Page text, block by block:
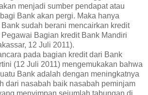
menjadi sumber pendapat atau
Bank akan pergi. Maka hanya
sudah berani mencairkan kredit
Bagian kredit Bank Mandiri
12 Juli 2011).
pada bagian kredit dari Bank
(12 Juli 2011) mengemukakan bahwa
Bank adalah dengan meningkatnya
dari nasabah baik nasabah peminjam
menyimpan sejumlah tabungan di